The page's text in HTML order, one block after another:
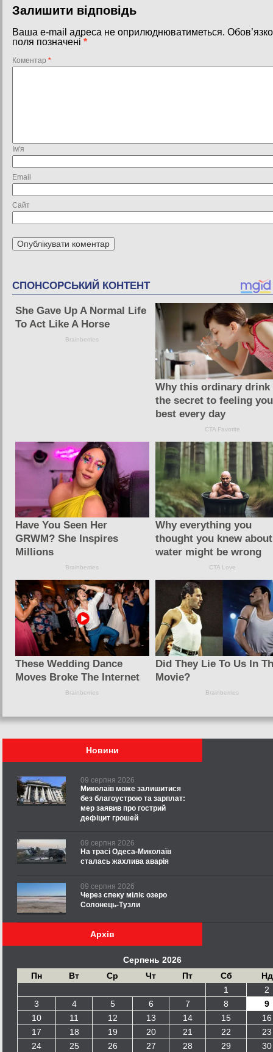
Залишити відповідь
Ваша e-mail адреса не оприлюднюватиметься.
поля позначені *
Коментар *
Ім'я
Email
Сайт
Новини
09 серпня 2026
Миколаїв може залишитися
без благоустрою та зарплат:
мер заявив про гострий
дефіцит грошей
09 серпня 2026
На трасі Одеса-Миколаїв
сталась жахлива аварія
09 серпня 2026
Через спеку міліє озеро
Солонець-Тузли
Архів
Серпень 2026
Пн
Вт Ср Чт Пт Сб
Нд
1
2
3
4 5 6 7 8
9
10
11 12 13 14 15
16
17
18 19 20 21 22
23
24
25 26 27 28 29
30